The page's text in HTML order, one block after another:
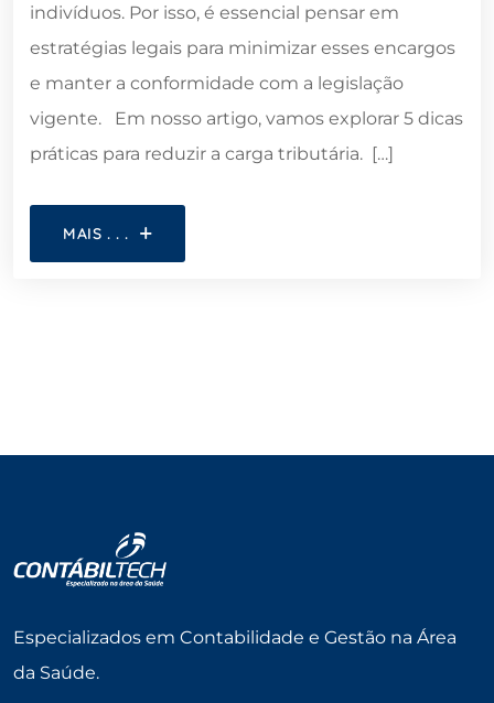
indivíduos. Por isso, é essencial pensar em
estratégias legais para minimizar esses encargos
e manter a conformidade com a legislação
vigente. Em nosso artigo, vamos explorar 5 dicas
práticas para reduzir a carga tributária. […]
MAIS . . .
Especializados em Contabilidade e Gestão na Área
da Saúde.